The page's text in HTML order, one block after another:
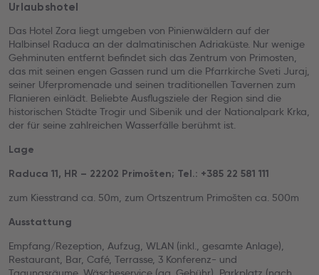
Urlaubshotel
Das Hotel Zora liegt umgeben von Pinienwäldern auf der
Halbinsel Raduca an der dalmatinischen Adriaküste. Nur wenige
Gehminuten entfernt befindet sich das Zentrum von Primosten,
das mit seinen engen Gassen rund um die Pfarrkirche Sveti Juraj,
seiner Uferpromenade und seinen traditionellen Tavernen zum
Flanieren einlädt. Beliebte Ausflugsziele der Region sind die
historischen Städte Trogir und Sibenik und der Nationalpark Krka,
der für seine zahlreichen Wasserfälle berühmt ist.
Lage
Raduca 11, HR – 22202 Primošten; Tel.: +385 22 581 111
zum Kiesstrand ca. 50m, zum Ortszentrum Primošten ca. 500m
Ausstattung
Empfang/Rezeption, Aufzug, WLAN (inkl., gesamte Anlage),
Restaurant, Bar, Café, Terrasse, 3 Konferenz- und